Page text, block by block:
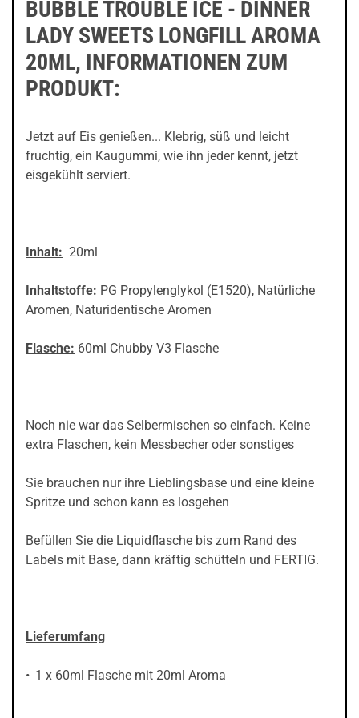
BUBBLE TROUBLE ICE - DINNER
LADY SWEETS LONGFILL AROMA
20ML, INFORMATIONEN ZUM
PRODUKT:
Jetzt auf Eis genießen... Klebrig, süß und leicht
fruchtig, ein Kaugummi, wie ihn jeder kennt, jetzt
eisgekühlt serviert.
Inhalt: 20ml
Inhaltstoffe: PG Propylenglykol (E1520), Natürliche
Aromen, Naturidentische Aromen
Flasche: 60ml Chubby V3 Flasche
Noch nie war das Selbermischen so einfach. Keine
extra Flaschen, kein Messbecher oder sonstiges
Sie brauchen nur ihre Lieblingsbase und eine kleine
Spritze und schon kann es losgehen
Befüllen Sie die Liquidflasche bis zum Rand des
Labels mit Base, dann kräftig schütteln und FERTIG.
Lieferumfang
1 x 60ml Flasche mit 20ml Aroma